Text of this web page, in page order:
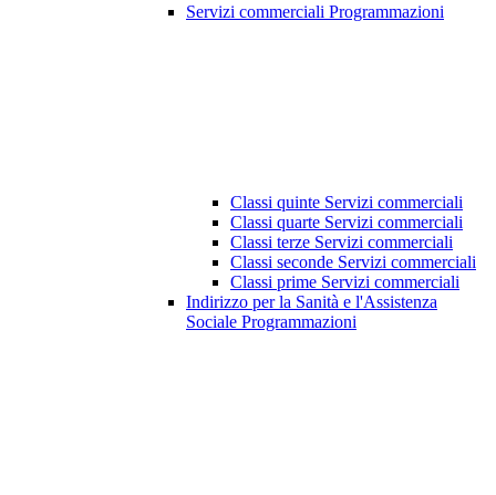
Servizi commerciali Programmazioni
Classi quinte Servizi commerciali
Classi quarte Servizi commerciali
Classi terze Servizi commerciali
Classi seconde Servizi commerciali
Classi prime Servizi commerciali
Indirizzo per la Sanità e l'Assistenza
Sociale Programmazioni